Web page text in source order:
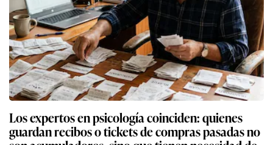
Los expertos en psicología coinciden: quienes
guardan recibos o tickets de compras pasadas no